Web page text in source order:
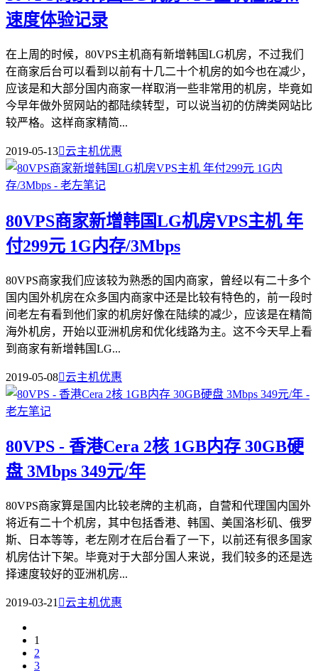
速度体验记录
在上周的时候，80VPS主机商有新增韩国LG机房，不过我们
在商家后台可以看到以前有十几二十个机房的如今也在减少，
应该是和大部分国内商家一样取消一些非常用的机房，毕竟如
今早年做外贸网站的都陆续转型，可以说当初的仿牌类网站比
较严格。这样商家精简...
2019-05-13云主机优惠
80VPS商家新增韩国LG机房VPS主机 年
付299元 1G内存/3Mbps
80VPS商家我们应该较为熟悉的国内商家，曾经以有二十多个
国内国外机房在众多国内商家中还是比较有特色的，前一段时
间老左有看到他们家的机房好像在陆续的减少，应该是在精简
海外机房，开始以亚洲机房和优化线路为主。这不今天早上看
到商家有新增韩国LG...
2019-05-08云主机优惠
80VPS - 香港Cera 2核 1GB内存 30GB硬
盘 3Mbps 349元/年
80VPS商家算是国内比较老牌的主机商，自营和代理国内国外
将近有二十个机房，其中包括香港、韩国、美国洛杉矶、俄罗
斯、日本等等，老左刚才在后台看了一下，以前还有很多国家
机房估计下架。毕竟对于大部分国人来说，我们较多的还是选
择速度较好的亚洲机房...
2019-03-21 云主机优惠
1
2
3